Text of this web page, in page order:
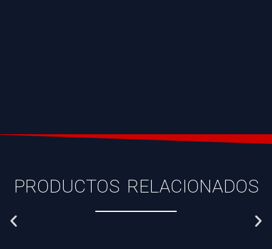
PRODUCTOS RELACIONADOS